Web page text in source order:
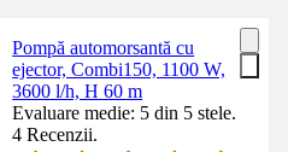
Pompă automorsantă cu
ejector, Combi150, 1100 W,
3600 l/h, H 60 m
Evaluare medie: 5 din 5 stele.
4 Recenzii.